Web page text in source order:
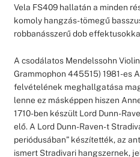
Vela FS409 hallatán a minden
komoly hangzás-tömegű
robbanásszerű dob
A csodálatos Mendelssohn
Grammophon 445515) 1981-es
felvételének meghallgatása
lenne ez másképpen hiszen
1710-ben készült Lord Dunn-
elő. A Lord Dunn-Raven-t
periódusában” készítették, az
ismert Stradivari hangszernek,